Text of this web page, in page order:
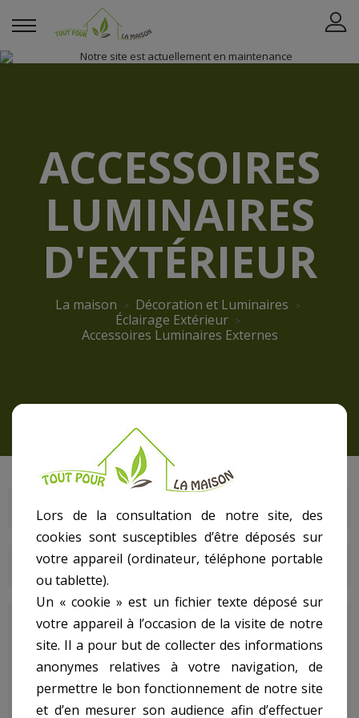
ACCESSOIRES
LUMINAIRES
D'EXTÉRIEUR
La maison
Décoration et Luminaires
Éclairage Extérieur
Accessoires Luminaires Externes
ACCESSOIRES LUMINAIRES EXTERNES
DERNIERS ARTICLES DU BLOG
Accessoires de fixation, de suspension, potence, grille de
protection et piquet, retrouvez ces articles sur
Toutpourlamaison.fr qui vous permettront d'ajuster selon
vos goûts, l'éclairage et les endroits où vous voudrez
installer votre luminaire.
Lors de la consultation de notre site, des
cookies sont susceptibles d’être déposés sur
votre appareil (ordinateur, téléphone portable
ou tablette).
Un « cookie » est un fichier texte déposé sur
votre appareil à l’occasion de la visite de notre
site. Il a pour but de collecter des informations
anonymes relatives à votre navigation, de
permettre le bon fonctionnement de notre site
et d’en mesurer son audience afin d’effectuer